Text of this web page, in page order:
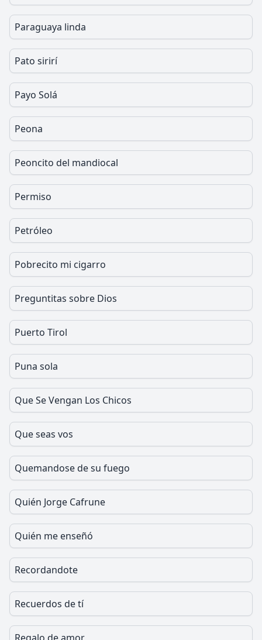
Paraguaya linda
Pato sirirí
Payo Solá
Peona
Peoncito del mandiocal
Permiso
Petróleo
Pobrecito mi cigarro
Preguntitas sobre Dios
Puerto Tirol
Puna sola
Que Se Vengan Los Chicos
Que seas vos
Quemandose de su fuego
Quién Jorge Cafrune
Quién me enseñó
Recordandote
Recuerdos de tí